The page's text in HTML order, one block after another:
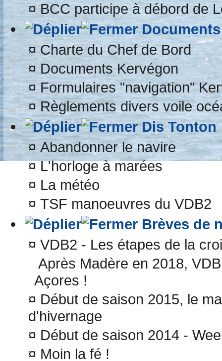
¤BCC participe à débord de
¤Charte du Chef de Bord
¤ Documents Kervégon
¤Formulaires "navigation"
¤Règlements divers voile
Dis Tonton
¤ Abandonner le navire
¤L'horloge à marées
¤ La météo
¤ TSF manoeuvres du VDB2
Brèves de
¤ VDB2 - Les étapes de la
Après Madère en 2018,
Açores !
¤ Début de saison 2015, le
d'hivernage
¤ Début de saison 2014 -
¤ Moin la fé !